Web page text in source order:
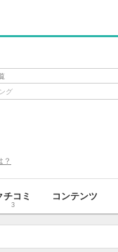
グ
？
チコミ
3
コンテンツ